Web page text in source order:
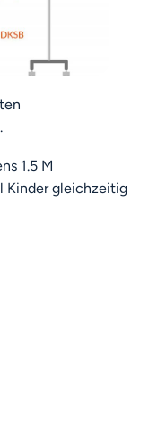
1.5 M
Kinder gleichzeitig